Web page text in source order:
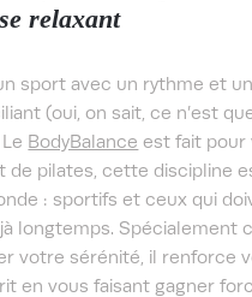
relaxant
sport avec un rythme et
(oui, on sait, ce n’est
BodyBalance est fait pour
de pilates, cette discipline
: sportifs et ceux qui
longtemps. Spécialement
votre sérénité, il renforce
en vous faisant gagner